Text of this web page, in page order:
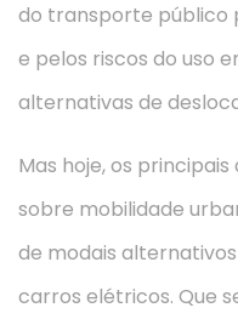
do transporte público
e pelos riscos do uso
alternativas de
Mas hoje, os
sobre mobilidade
de modais
carros elétricos. Que